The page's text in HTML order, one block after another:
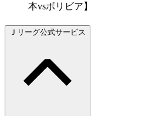
本vsボリビア】
Ｊリーグ公式サービス